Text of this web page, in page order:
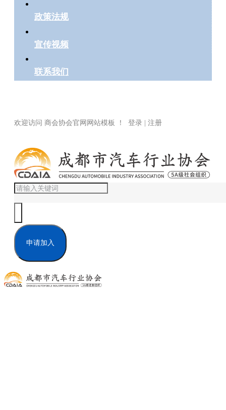
政策法规
宣传视频
联系我们
欢迎访问 商会协会官网网站模板 ！ 登录 | 注册
申请加入